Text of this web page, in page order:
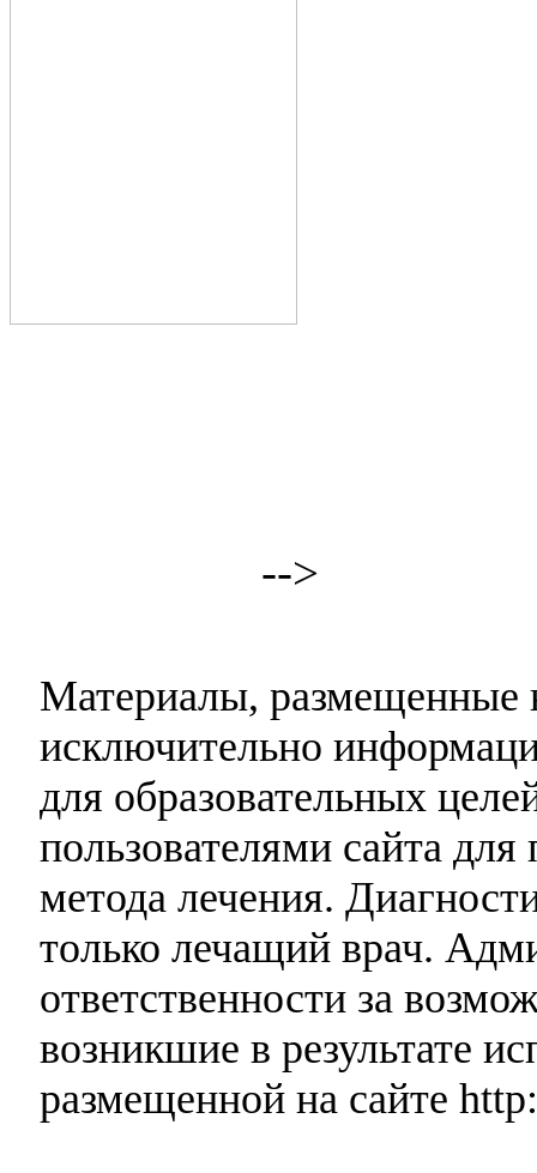
-->
Материалы, размещенные
исключительно
для образовательных
пользователями сайта
метода лечения.
только лечащий врач.
ответственности за
возникшие в результате
размещенной на сайте